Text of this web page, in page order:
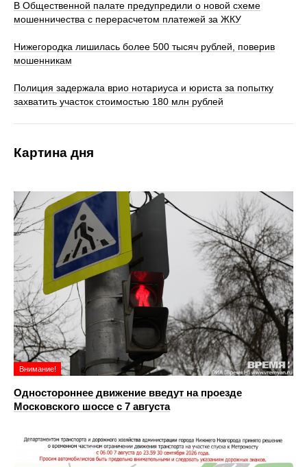
В Общественной палате предупредили о новой схеме
мошенничества с перерасчетом платежей за ЖКУ
Нижегородка лишилась более 500 тысяч рублей, поверив
мошенникам
Полиция задержала врио нотариуса и юриста за попытку
захватить участок стоимостью 180 млн рублей
Картина дня
Внимание!
Одностороннее движение введут на проезде
Московского шоссе с 7 августа